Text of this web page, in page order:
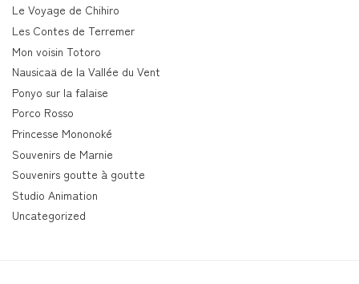
Le Voyage de Chihiro
Les Contes de Terremer
Mon voisin Totoro
Nausicaä de la Vallée du Vent
Ponyo sur la falaise
Porco Rosso
Princesse Mononoké
Souvenirs de Marnie
Souvenirs goutte à goutte
Studio Animation
Uncategorized